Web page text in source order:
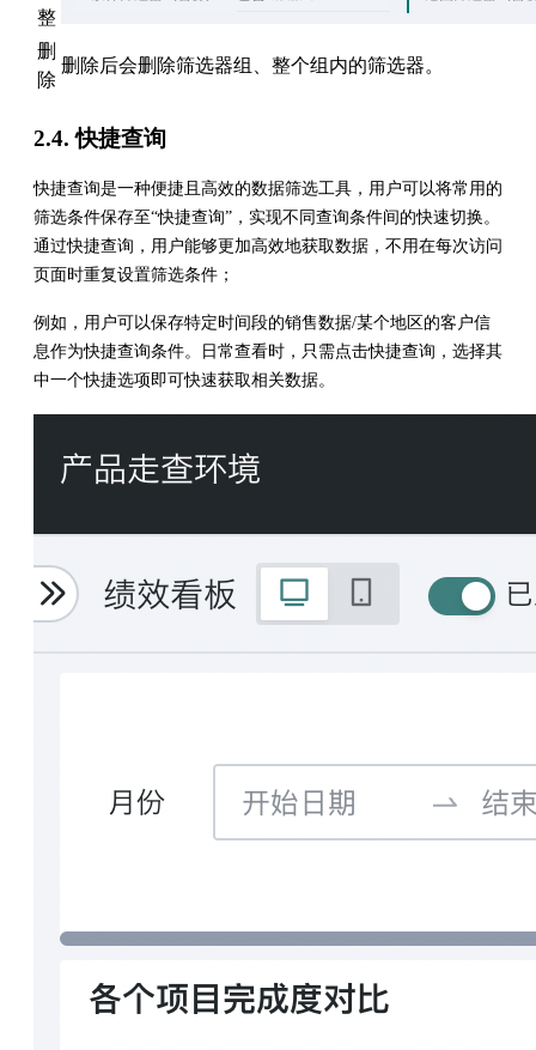
整
删
除
删除后会删除筛选器组、整个组内的筛选器。
2.4. 快捷查询
快捷查询是一种便捷且高效的数据筛选工具，用户可以将常用的
筛选条件保存至“快捷查询”，实现不同查询条件间的快速切换。
通过快捷查询，用户能够更加高效地获取数据，不用在每次访问
页面时重复设置筛选条件；
例如，用户可以保存特定时间段的销售数据/某个地区的客户信
息作为快捷查询条件。日常查看时，只需点击快捷查询，选择其
中一个快捷选项即可快速获取相关数据。